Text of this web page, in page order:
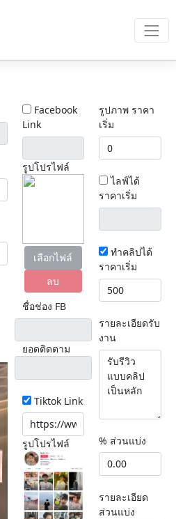
Facebook
Link
รูปโปรไฟล์
เลือกไฟล์
ลบ
ชื่อช่อง FB
ยอดติดตาม
Tiktok Link
รูปโปรไฟล์
รูปภาพ ราคา
เริ่ม
ไลฟ์ได้
ราคาเริ่ม
ทำคลิปได้
ราคาเริ่ม
รายละเอียดรับ
งาน
% ส่วนแบ่ง
รายละเอียด
ส่วนแบ่ง